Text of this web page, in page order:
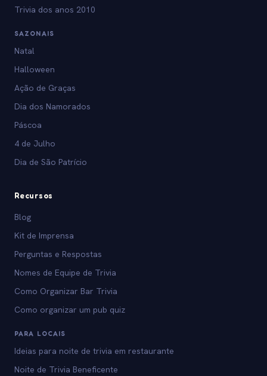
Trivia dos anos 2010
SAZONAIS
Natal
Halloween
Ação de Graças
Dia dos Namorados
Páscoa
4 de Julho
Dia de São Patrício
Recursos
Blog
Kit de Imprensa
Perguntas e Respostas
Nomes de Equipe de Trivia
Como Organizar Bar Trivia
Como organizar um pub quiz
PARA LOCAIS
Ideias para noite de trivia em restaurante
Noite de Trivia Beneficente